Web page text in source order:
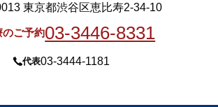
東京都渋谷区恵比寿2-34-10
のご予約03-3446-8331
代表03-3444-1181